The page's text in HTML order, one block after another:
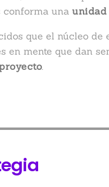
conforma unaunidad
que el núcleo de
en mente que dan
.